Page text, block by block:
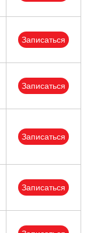
Записаться
Записаться
Записаться
Записаться